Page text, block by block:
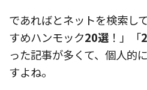
であればとネットを検索し
すめハンモック20選 ！」「
った記事が多くて、個人的
すよね。